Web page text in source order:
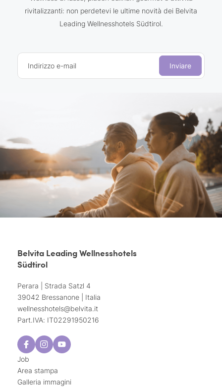
rivitalizzanti: non perdetevi le ultime novità dei Belvita
Leading Wellnesshotels Südtirol.
Indirizzo e-mail Inviare
Belvita Leading Wellnesshotels
Südtirol
Perara | Strada Satzl 4
39042 Bressanone | Italia
wellnesshotels@belvita.it
Part.IVA: IT02291950216
Job
Area stampa
Galleria immagini